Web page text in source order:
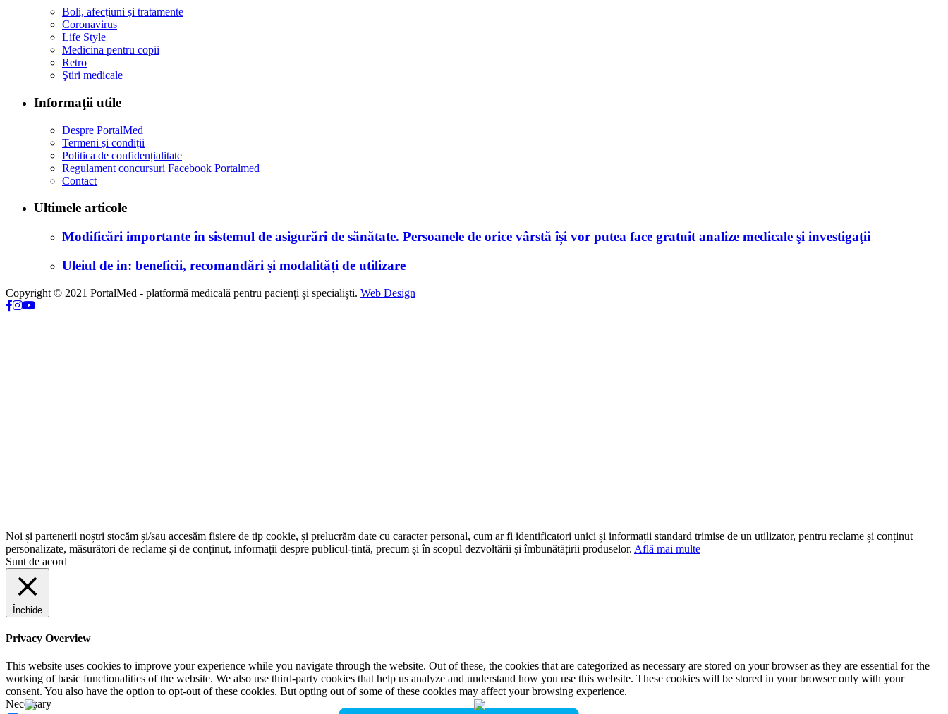
Boli, afecțiuni și tratamente
Coronavirus
Life Style
Medicina pentru copii
Retro
Ştiri medicale
Informaţii utile
Despre PortalMed
Termeni și condiții
Politica de confidențialitate
Regulament concursuri Facebook Portalmed
Contact
Ultimele articole
Modificări importante în sistemul de asigurări de sănătate. Persoanele de orice vârstă își vor putea face gratuit analize medicale şi investigaţii
Uleiul de in: beneficii, recomandări și modalități de utilizare
Copyright © 2021 PortalMed - platformă medicală pentru pacienți și specialiști. Web Design
Noi și partenerii noștri stocăm și/sau accesăm fisiere de tip cookie, și prelucrăm date cu caracter personal, cum ar fi identificatori unici și informații standard trimise de un utilizator, pentru reclame și conținut
personalizate, măsurători de reclame și de conținut, informații despre publicul-țintă, precum și în scopul dezvoltării și îmbunătățirii produselor. Află mai multe
Sunt de acord
Închide
Privacy Overview
This website uses cookies to improve your experience while you navigate through the website. Out of these, the cookies that are categorized as necessary are stored on your browser as they are essential for the
working of basic functionalities of the website. We also use third-party cookies that help us analyze and understand how you use this website. These cookies will be stored in your browser only with your
consent. You also have the option to opt-out of these cookies. But opting out of some of these cookies may affect your browsing experience.
Necessary